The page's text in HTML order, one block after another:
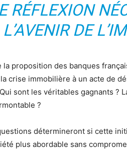
RÉFLEXION
L’AVENIR DE
la proposition des banques
crise immobilière à un acte de
sont les véritables gagnants ?
?
détermineront si cette
plus abordable sans